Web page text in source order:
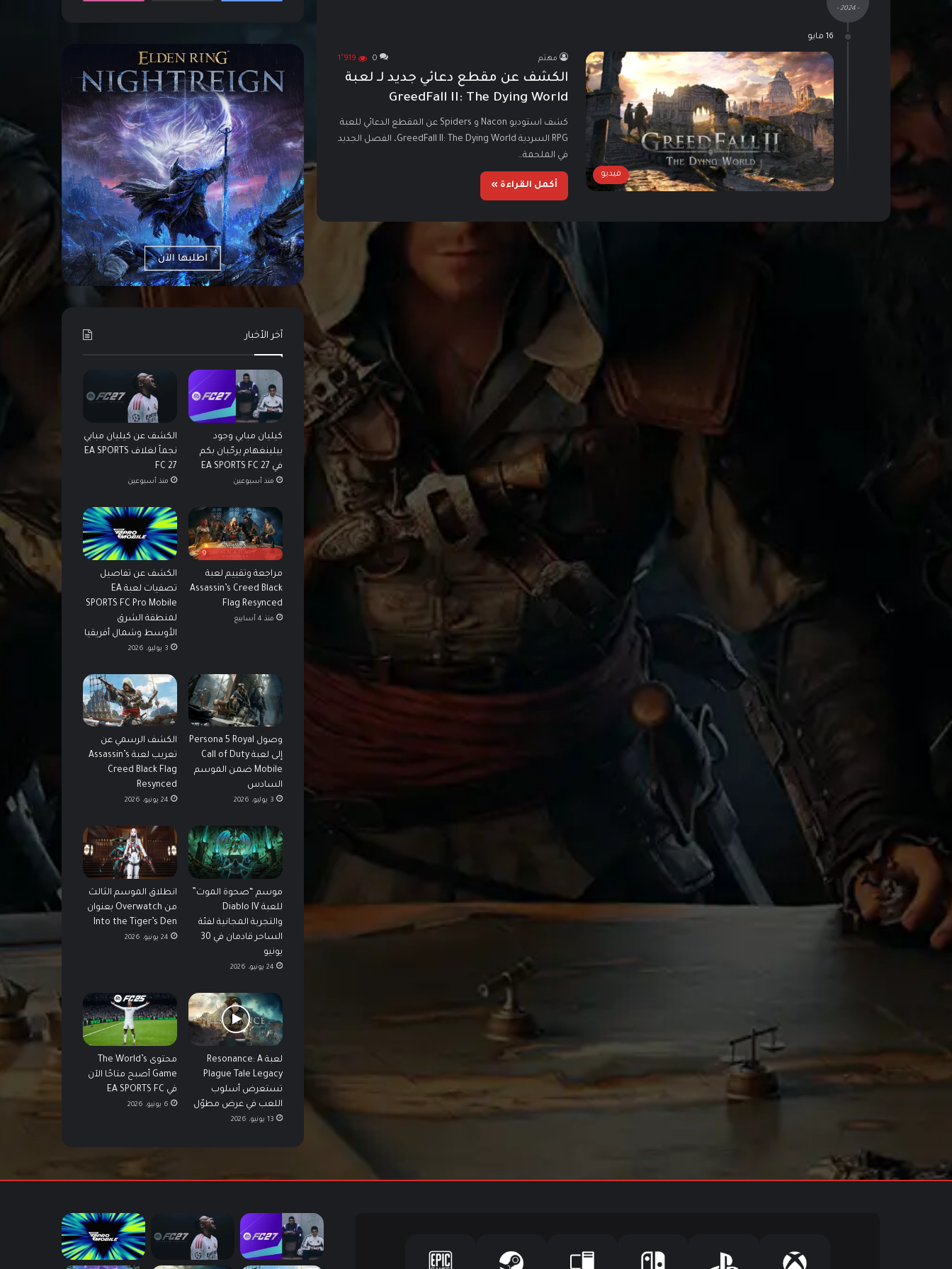
- 2024 -
16 مايو
فيديو
مهتم 0 1٬919
الكشف عن مقطع دعائي جديد لـ لعبة
GreedFall II: The Dying World
كشف استوديو Nacon و Spiders عن المقطع الدعائي للعبة
RPG السردية GreedFall II: The Dying World، الفصل الجديد
في الملحمة…
أكمل القراءة »
آخر الأخبار
كيليان مبابي وجود
بيلينغهام يرحّبان بكم
في EA SPORTS FC 27
منذ أسبوعين
الكشف عن كيليان مبابي
نجماً لغلاف EA SPORTS
FC 27
منذ أسبوعين
9
مراجعة وتقييم لعبة
Assassin’s Creed Black
Flag Resynced
منذ 4 أسابيع
الكشف عن تفاصيل
تصفيات لعبة EA
SPORTS FC Pro Mobile
لمنطقة الشرق
الأوسط وشمال أفريقيا
3 يوليو، 2026
وصول Persona 5 Royal
إلى لعبة Call of Duty
Mobile ضمن الموسم
السادس
3 يوليو، 2026
الكشف الرسمي عن
تعريب لعبة Assassin’s
Creed Black Flag
Resynced
24 يونيو، 2026
موسم “صحوة الموت”
للعبة Diablo IV
والتجربة المجانية لفئة
الساحر قادمان في 30
يونيو
24 يونيو، 2026
انطلاق الموسم الثالث
من Overwatch بعنوان
Into the Tiger’s Den
24 يونيو، 2026
لعبة Resonance: A
Plague Tale Legacy
تستعرض أسلوب
اللعب في عرض مطوّل
13 يونيو، 2026
محتوى The World’s
Game أصبح متاحًا الآن
في EA SPORTS FC
6 يونيو، 2026